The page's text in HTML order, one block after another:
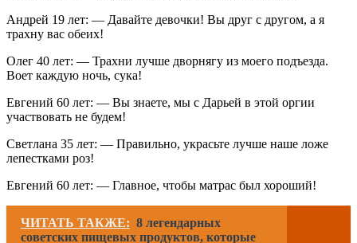
Андрей 19 лет: — Давайте девочки! Вы друг с другом, а я
трахну вас обеих!
Олег 40 лет: — Трахни лучше дворнягу из моего подъезда.
Воет каждую ночь, сука!
Евгений 60 лет: — Вы знаете, мы с Дарьей в этой оргии
участвовать не будем!
Светлана 35 лет: — Правильно, украсьте лучше наше ложе
лепестками роз!
Евгений 60 лет: — Главное, чтобы матрас был хороший!
ЧИТАТЬ ТАКЖЕ: 8 легендарных
советских пищевых продуктов, которые